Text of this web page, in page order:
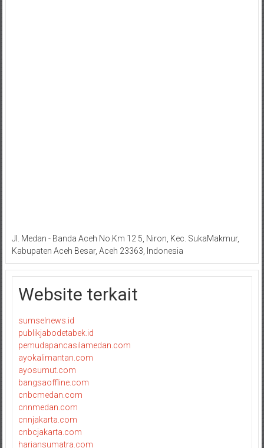
Jl. Medan - Banda Aceh No.Km 12 5, Niron, Kec. SukaMakmur,
Kabupaten Aceh Besar, Aceh 23363, Indonesia
Website terkait
sumselnews.id
publikjabodetabek.id
pemudapancasilamedan.com
ayokalimantan.com
ayosumut.com
bangsaoffline.com
cnbcmedan.com
cnnmedan.com
cnnjakarta.com
cnbcjakarta.com
hariansumatra.com